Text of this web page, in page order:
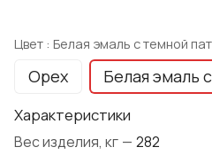
Цвет : Белая эмаль с темной
Орех Белая эмаль
Характеристики
Вес изделия, кг — 282